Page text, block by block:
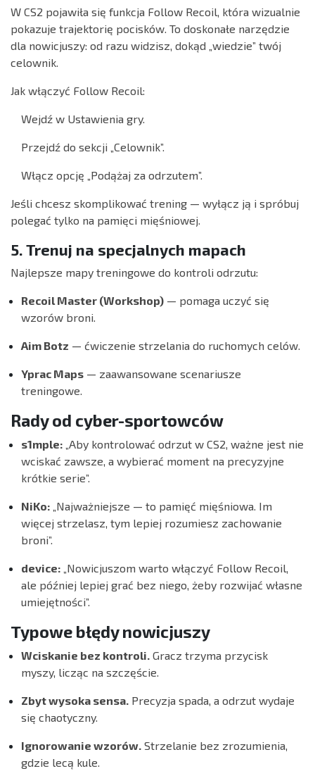
W CS2 pojawiła się funkcja Follow Recoil, która wizualnie
pokazuje trajektorię pocisków. To doskonałe narzędzie
dla nowicjuszy: od razu widzisz, dokąd „wiedzie” twój
celownik.
Jak włączyć Follow Recoil:
Wejdź w Ustawienia gry.
Przejdź do sekcji „Celownik”.
Włącz opcję „Podążaj za odrzutem”.
Jeśli chcesz skomplikować trening — wyłącz ją i spróbuj
polegać tylko na pamięci mięśniowej.
5. Trenuj na specjalnych mapach
Najlepsze mapy treningowe do kontroli odrzutu:
Recoil Master (Workshop) — pomaga uczyć się
wzorów broni.
Aim Botz — ćwiczenie strzelania do ruchomych celów.
Yprac Maps — zaawansowane scenariusze
treningowe.
Rady od cyber-sportowców
s1mple: „Aby kontrolować odrzut w CS2, ważne jest nie
wciskać zawsze, a wybierać moment na precyzyjne
krótkie serie”.
NiKo: „Najważniejsze — to pamięć mięśniowa. Im
więcej strzelasz, tym lepiej rozumiesz zachowanie
broni”.
device: „Nowicjuszom warto włączyć Follow Recoil,
ale później lepiej grać bez niego, żeby rozwijać własne
umiejętności”.
Typowe błędy nowicjuszy
Wciskanie bez kontroli. Gracz trzyma przycisk
myszy, licząc na szczęście.
Zbyt wysoka sensa. Precyzja spada, a odrzut wydaje
się chaotyczny.
Ignorowanie wzorów. Strzelanie bez zrozumienia,
gdzie lecą kule.